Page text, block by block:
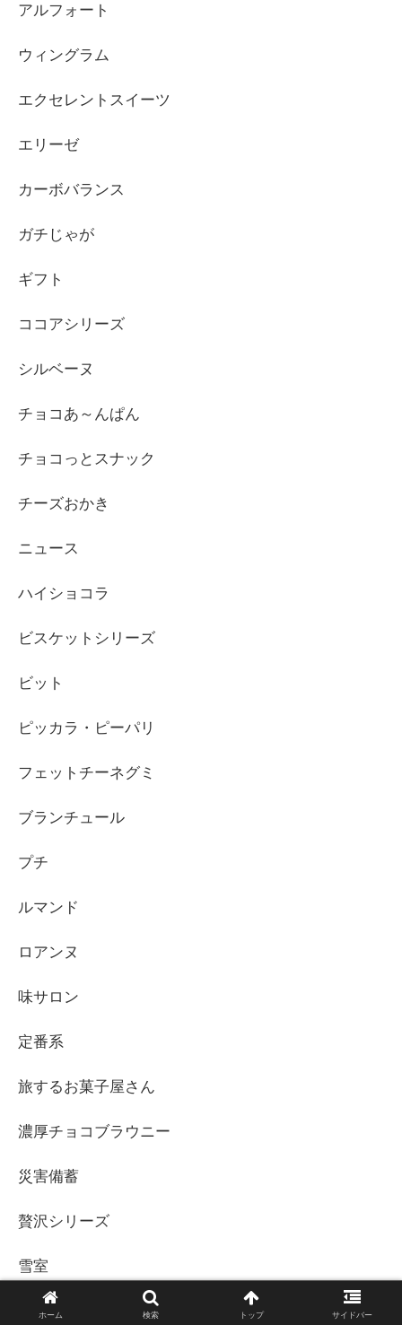
アルフォート
ウィングラム
エクセレントスイーツ
エリーゼ
カーボバランス
ガチじゃが
ギフト
ココアシリーズ
シルベーヌ
チョコあ～んぱん
チョコっとスナック
チーズおかき
ニュース
ハイショコラ
ビスケットシリーズ
ビット
ピッカラ・ピーパリ
フェットチーネグミ
ブランチュール
プチ
ルマンド
ロアンヌ
味サロン
定番系
旅するお菓子屋さん
濃厚チョコブラウニー
災害備蓄
贅沢シリーズ
雪室
ホーム 検索 トップ サイドバー